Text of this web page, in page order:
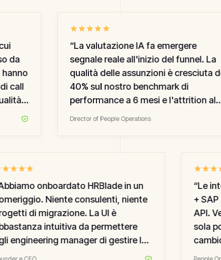
da
call
è
La valutazione IA fa emergere
segnale reale all'inizio del funnel. La
qualità delle assunzioni è cresciuta del
40% sul nostro benchmark di
performance a 6 mesi e l'attrition al
primo anno si è dimezzata. Il tooling di
Director of People Operations
onboardato HRBlade in un
Niente consulenti, niente
di migrazione. La UI è
intuitiva da permettere
engineering manager di gestire le
da soli. Il miglior strumento
Le
+ SAP
API.
sola